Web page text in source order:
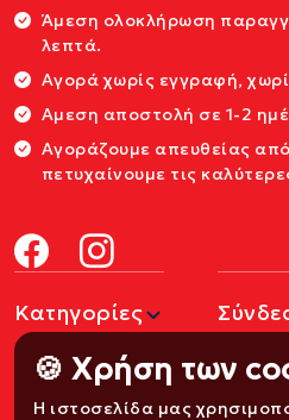
🍪 Χρήση των
Η ιστοσελίδα μας
Άμεση ολοκλήρωση
λεπτά.
Αγορά χωρίς εγγραφή,
Αμεση αποστολή σε 1-2
Αγοράζουμε απευθείας
πετυχαίνουμε τις
Κατηγορίες